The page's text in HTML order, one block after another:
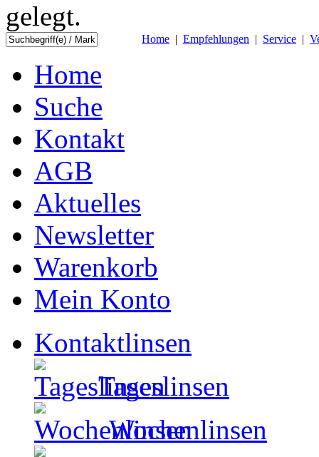
gelegt.
Home | Empfehlungen | Service |
Home
Suche
Kontakt
AGB
Aktuelles
Newsletter
Warenkorb
Mein Konto
Kontaktlinsen
Tageslinsen
Wochenlinsen